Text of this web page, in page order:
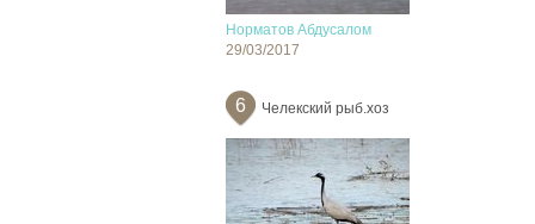
Норматов Абдусалом
29/03/2017
6 Челекский рыб.хоз